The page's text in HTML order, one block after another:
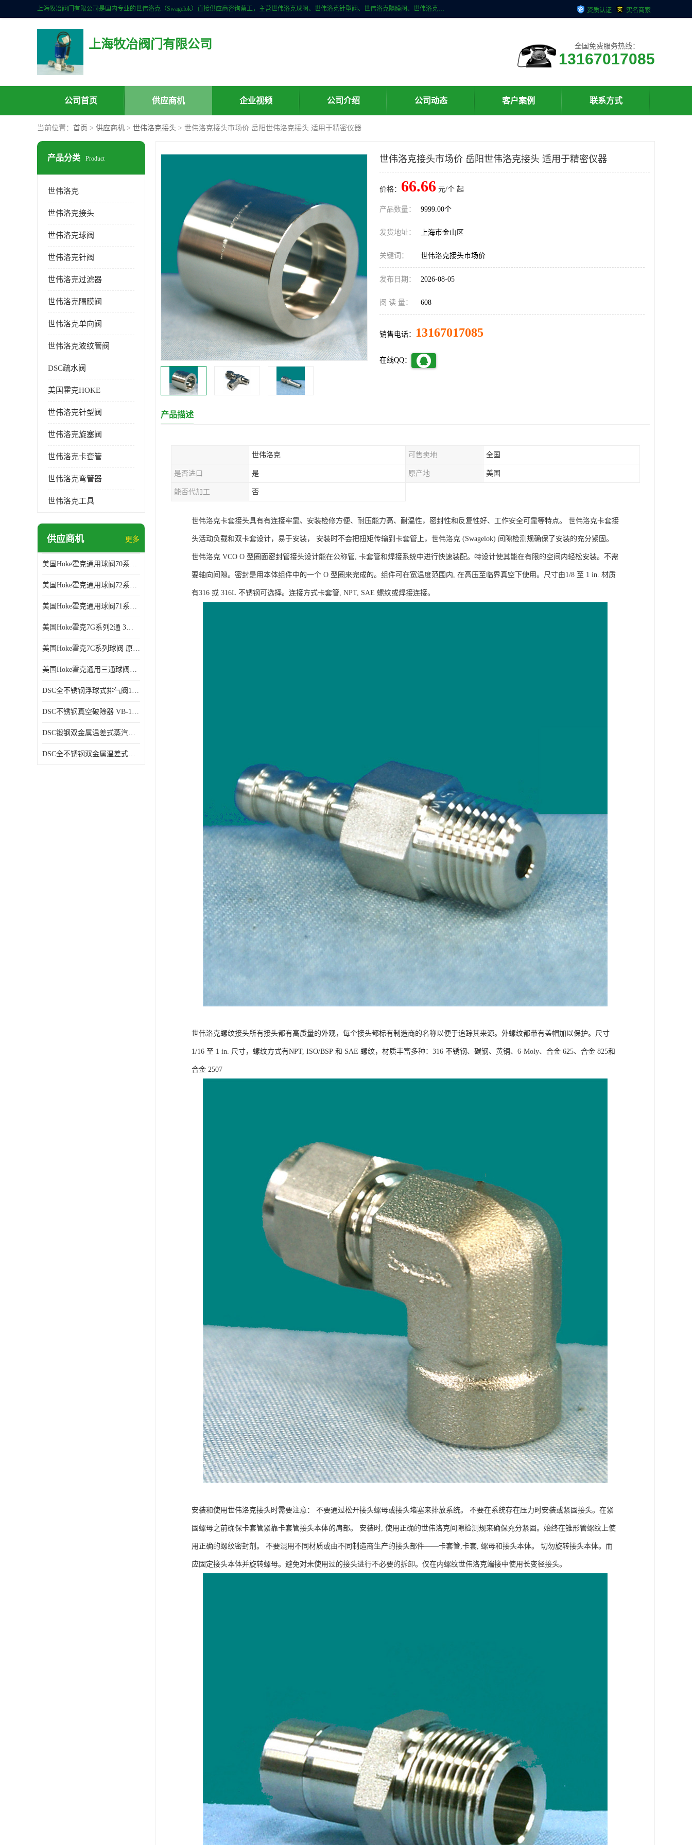
上海牧冶阀门有限公司是国内专业的世伟洛克（Swagelok）直接供应商咨询蔡工，主营世伟洛克球阀、世伟洛克针型阀、世伟洛克隔膜阀、世伟洛克旋塞阀、世伟洛克单向阀、世伟洛克接头、世伟洛克快速接头、世伟洛克卡套管、世伟洛克弯管器、世伟洛克工具等。 资质认证 实名商家
上海牧冶阀门有限公司 全国免费服务热线：
13167017085
公司首页 供应商机 企业视频 公司介绍 公司动态 客户案例 联系方式
当前位置： 首页 > 供应商机 > 世伟洛克接头 > 世伟洛克接头市场价 岳阳世伟洛克接头 适用于精密仪器
产品分类 Product
世伟洛克
世伟洛克接头
世伟洛克球阀
世伟洛克针阀
世伟洛克过滤器
世伟洛克隔膜阀
世伟洛克单向阀
世伟洛克波纹管阀
DSC疏水阀
美国霍克HOKE
世伟洛克针型阀
世伟洛克旋塞阀
世伟洛克卡套管
世伟洛克弯管器
世伟洛克工具
供应商机 更多
美国Hoke霍克通用球阀70系列球阀 部分库存 原厂拿货
美国Hoke霍克通用球阀72系列棒料球阀 部分库存 原厂拿货
美国Hoke霍克通用球阀71系列球阀 部分库存 原厂拿货
美国Hoke霍克7G系列2通 3通球阀 部分库存 原厂拿货
美国Hoke霍克7C系列球阀 原厂拿货 部分库存
美国Hoke霍克通用三通球阀71和76系列球阀 部分库存 原厂拿货
DSC全不锈钢浮球式排气阀11AV系列
DSC不锈钢真空破除器 VB-1系列
DSC锻钢双金属温差式蒸汽疏水阀SB81、SB81F
DSC全不锈钢双金属温差式蒸汽疏水阀SB73、SB73F
世伟洛克接头市场价 岳阳世伟洛克接头 适用于精密仪器
价格： 66.66 元/个 起
产品数量： 9999.00个
发货地址： 上海市金山区
关键词： 世伟洛克接头市场价
发布日期： 2026-08-05
阅 读 量： 608
销售电话： 13167017085
在线QQ：
产品描述
世伟洛克 可售卖地 全国
是否进口 是 原产地 美国
能否代加工 否
世伟洛克卡套接头具有有连接牢靠、安装检修方便、耐压能力高、耐温性，密封性和反复性好、工作安全可靠等特点。 世伟洛克卡套接
头活动负载和双卡套设计，易于安装， 安装时不会把扭矩传输到卡套管上，世伟洛克 (Swagelok) 间隙检测规确保了安装的充分紧固。
世伟洛克 VCO O 型圈面密封管接头设计能在公称管, 卡套管和焊接系统中进行快速装配。特设计使其能在有限的空间内轻松安装。不需
要轴向间隙。密封是用本体组件中的一个 O 型圈来完成的。组件可在宽温度范围内, 在高压至临界真空下使用。尺寸由1/8 至 1 in. 材质
有316 或 316L 不锈钢可选择。连接方式卡套管, NPT, SAE 螺纹或焊接连接。
世伟洛克螺纹接头所有接头都有高质量的外观，每个接头都标有制造商的名称以便于追踪其来源。外螺纹都带有盖帽加以保护。尺寸
1/16 至 1 in. 尺寸，螺纹方式有NPT, ISO/BSP 和 SAE 螺纹，材质丰富多种：316 不锈钢、碳钢、黄铜、6-Moly、合金 625、合金 825和
合金 2507
安装和使用世伟洛克接头时需要注意： 不要通过松开接头螺母或接头堵塞来排放系统。 不要在系统存在压力时安装或紧固接头。在紧
固螺母之前确保卡套管紧靠卡套管接头本体的肩部。 安装时, 使用正确的世伟洛克间隙检测规来确保充分紧固。始终在锥形管螺纹上使
用正确的螺纹密封剂。 不要混用不同材质或由不同制造商生产的接头部件——卡套管,卡套, 螺母和接头本体。 切勿旋转接头本体。而
应固定接头本体并旋转螺母。避免对未使用过的接头进行不必要的拆卸。仅在内螺纹世伟洛克端接中使用长变径接头。